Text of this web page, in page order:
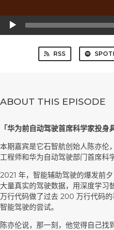
Audio
Player
RSS
ABOUT THIS EPISODE
「华为前自动驾驶首席科学家投身
本期嘉宾是它石智航创始人陈亦伦
工程师和华为自动驾驶部门首席科
2021 年，智能辅助驾驶的爆发前
大量真实的驾驶数据，用深度学习
万行代码做了过去 200 万行代码
智能驾驶的尝试。
陈亦伦说，那一刻，他觉得自己找